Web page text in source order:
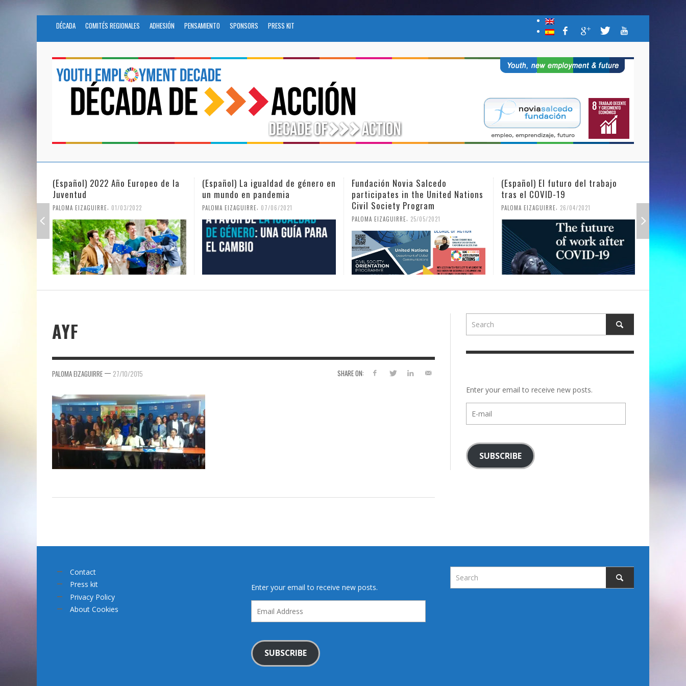
DÉCADA COMITÉS REGIONALES ADHESIÓN PENSAMIENTO SPONSORS PRESS KIT
(Español) 2022 Año Europeo de la
Juventud
PALOMA EIZAGUIRRE 01/03/2022
(Español) La igualdad de género en
un mundo en pandemia
PALOMA EIZAGUIRRE 07/06/2021
Fundación Novia Salcedo
participates in the United Nations
Civil Society Program
PALOMA EIZAGUIRRE 25/05/2021
(Español) El futuro del trabajo
tras el COVID-19
PALOMA EIZAGUIRRE 26/04/2021
AYF
SHARE ON:
PALOMA EIZAGUIRRE — 27/10/2015
Enter your email to receive new posts.
mail
SUBSCRIBE
Contact
Press kit
Privacy Policy
About Cookies
Enter your email to receive new posts.
Address
SUBSCRIBE